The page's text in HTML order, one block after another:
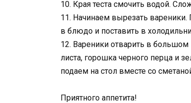
10. Края теста смочить водой.
11. Начинаем вырезать
в блюдо и поставить в
12. Вареники отварить в
листа, горошка черного перца и
подаем на стол вместе со
Приятного аппетита!